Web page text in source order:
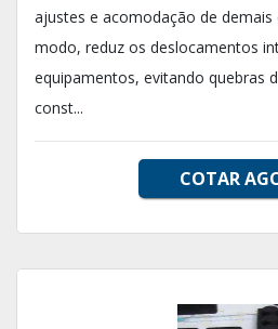
ajustes e acomodação de
modo, reduz os deslocamentos
equipamentos, evitando quebras
const...
COTAR